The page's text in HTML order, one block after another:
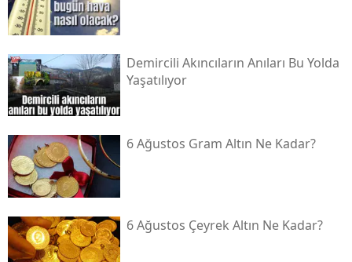
Demircili Akıncıların Anıları Bu Yolda
Yaşatılıyor
6 Ağustos Gram Altın Ne Kadar?
6 Ağustos Çeyrek Altın Ne Kadar?